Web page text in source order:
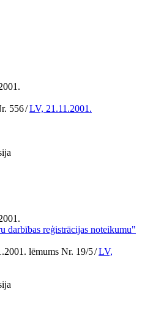
556/LV, 21.11.2001.
darbības reģistrācijas noteikumu"
lēmums Nr. 19/5/LV,